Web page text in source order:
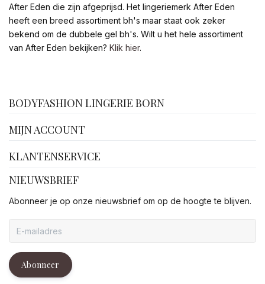
After Eden die zijn afgeprijsd. Het lingeriemerk After Eden
heeft een breed assortiment bh's maar staat ook zeker
bekend om de dubbele gel bh's. Wilt u het hele assortiment
van After Eden bekijken? Klik hier.
BODYFASHION LINGERIE BORN
MIJN ACCOUNT
KLANTENSERVICE
NIEUWSBRIEF
Abonneer je op onze nieuwsbrief om op de hoogte te blijven.
Abonneer